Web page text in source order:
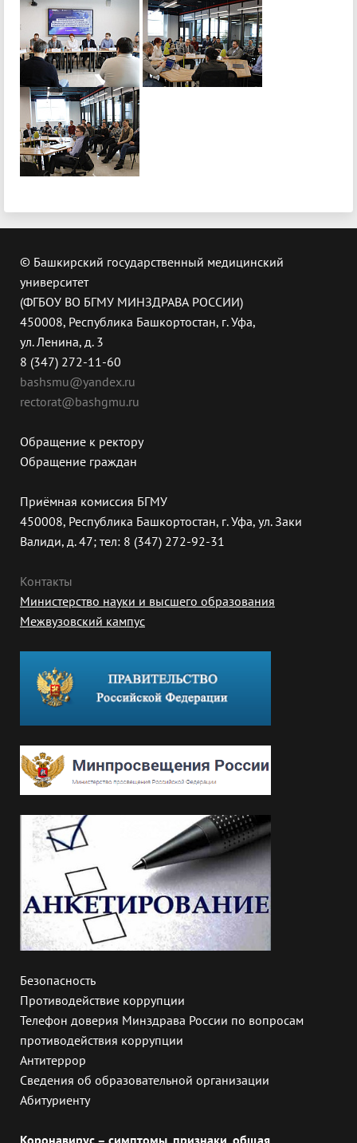
© Башкирский государственный медицинский
университет
(ФГБОУ ВО БГМУ МИНЗДРАВА РОССИИ)
450008, Республика Башкортостан, г. Уфа,
ул. Ленина, д. 3
8 (347) 272-11-60
bashsmu@yandex.ru
rectorat@bashgmu.ru
Обращение к ректору
Обращение граждан
Приёмная комиссия БГМУ
450008, Республика Башкортостан, г. Уфа, ул. Заки
Валиди, д. 47; тел: 8 (347) 272-92-31
Контакты
Министерство науки и высшего образования
Межвузовский кампус
Безопасность
Противодействие коррупции
Телефон доверия Минздрава России по вопросам
противодействия коррупции
Антитеррор
Сведения об образовательной организации
Абитуриенту
Коронавирус – симптомы, признаки, общая